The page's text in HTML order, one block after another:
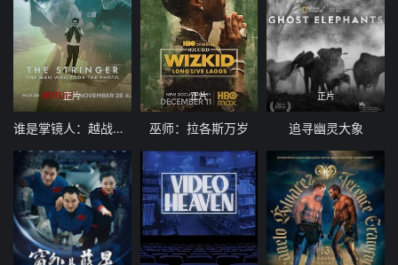
正片
谁是掌镜人：越战经典照片之谜
正片
巫师：拉各斯万岁
正片
追寻幽灵大象